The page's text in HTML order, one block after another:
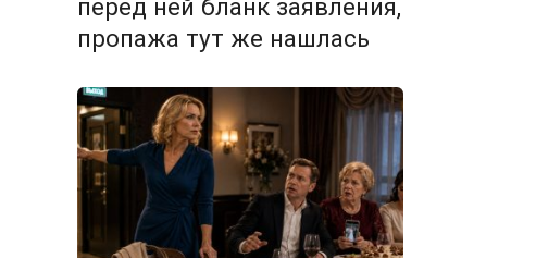
перед ней бланк заявления,
пропажа тут же нашлась